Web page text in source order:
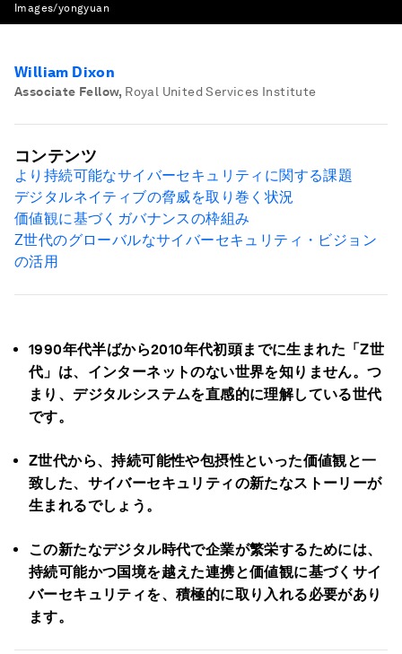
Images/yongyuan
William Dixon
Associate Fellow, Royal United Services Institute
1990年代半ばから2010年代初頭までに生まれた「Z世
代」は、インターネットのない世界を知りません。つ
まり、デジタルシステムを直感的に理解している世代
です。
Z世代から、持続可能性や包摂性といった価値観と一
致した、サイバーセキュリティの新たなストーリーが
生まれるでしょう。
この新たなデジタル時代で企業が繁栄するためには、
持続可能かつ国境を越えた連携と価値観に基づくサイ
バーセキュリティを、積極的に取り入れる必要があり
ます。
コンテンツ
より持続可能なサイバーセキュリティに関する課題
デジタルネイティブの脅威を取り巻く状況
価値観に基づくガバナンスの枠組み
Z世代のグローバルなサイバーセキュリティ・ビジョン
の活用